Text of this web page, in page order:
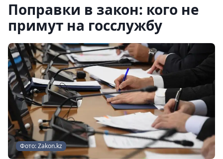
Поправки в закон: кого не
примут на госслужбу
Фото: Zakon.kz